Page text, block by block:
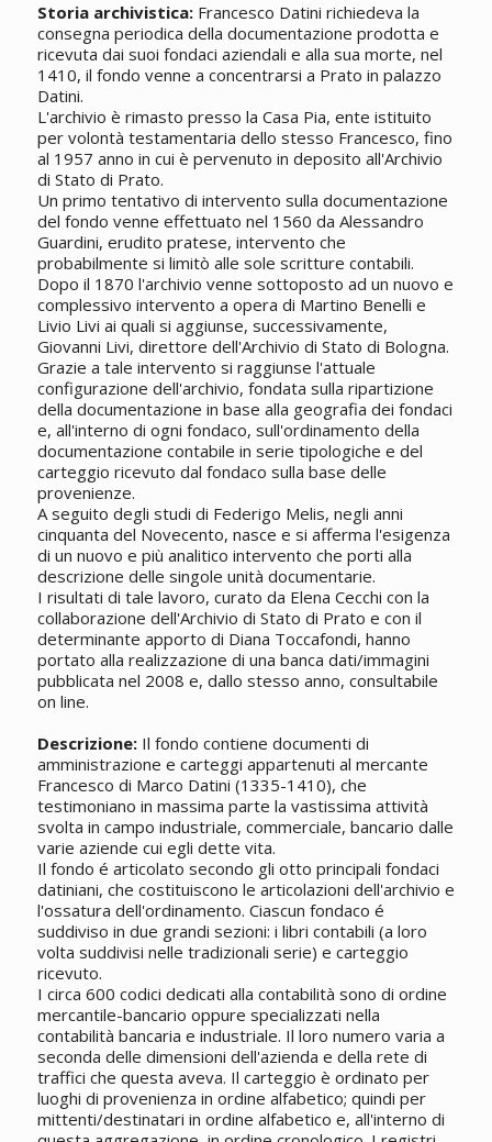
Storia archivistica:Francesco Datini richiedeva la
consegna periodica della documentazione prodotta e
ricevuta dai suoi fondaci aziendali e alla sua morte, nel
1410, il fondo venne a concentrarsi a Prato in palazzo
Datini.
L'archivio è rimasto presso la Casa Pia, ente istituito
per volontà testamentaria dello stesso Francesco, fino
al 1957 anno in cui è pervenuto in deposito all'Archivio
di Stato di Prato.
Un primo tentativo di intervento sulla documentazione
del fondo venne effettuato nel 1560 da Alessandro
Guardini, erudito pratese, intervento che
probabilmente si limitò alle sole scritture contabili.
Dopo il 1870 l'archivio venne sottoposto ad un nuovo e
complessivo intervento a opera di Martino Benelli e
Livio Livi ai quali si aggiunse, successivamente,
Giovanni Livi, direttore dell'Archivio di Stato di Bologna.
Grazie a tale intervento si raggiunse l'attuale
configurazione dell'archivio, fondata sulla ripartizione
della documentazione in base alla geografia dei fondaci
e, all'interno di ogni fondaco, sull'ordinamento della
documentazione contabile in serie tipologiche e del
carteggio ricevuto dal fondaco sulla base delle
provenienze.
A seguito degli studi di Federigo Melis, negli anni
cinquanta del Novecento, nasce e si afferma l'esigenza
di un nuovo e più analitico intervento che porti alla
descrizione delle singole unità documentarie.
I risultati di tale lavoro, curato da Elena Cecchi con la
collaborazione dell'Archivio di Stato di Prato e con il
determinante apporto di Diana Toccafondi, hanno
portato alla realizzazione di una banca dati/immagini
pubblicata nel 2008 e, dallo stesso anno, consultabile
on line.
Descrizione:Il fondo contiene documenti di
amministrazione e carteggi appartenuti al mercante
Francesco di Marco Datini (1335-1410), che
testimoniano in massima parte la vastissima attività
svolta in campo industriale, commerciale, bancario dalle
varie aziende cui egli dette vita.
Il fondo é articolato secondo gli otto principali fondaci
datiniani, che costituiscono le articolazioni dell'archivio e
l'ossatura dell'ordinamento. Ciascun fondaco é
suddiviso in due grandi sezioni: i libri contabili (a loro
volta suddivisi nelle tradizionali serie) e carteggio
ricevuto.
I circa 600 codici dedicati alla contabilità sono di ordine
mercantile-bancario oppure specializzati nella
contabilità bancaria e industriale. Il loro numero varia a
seconda delle dimensioni dell'azienda e della rete di
traffici che questa aveva. Il carteggio è ordinato per
luoghi di provenienza in ordine alfabetico; quindi per
mittenti/destinatari in ordine alfabetico e, all'interno di